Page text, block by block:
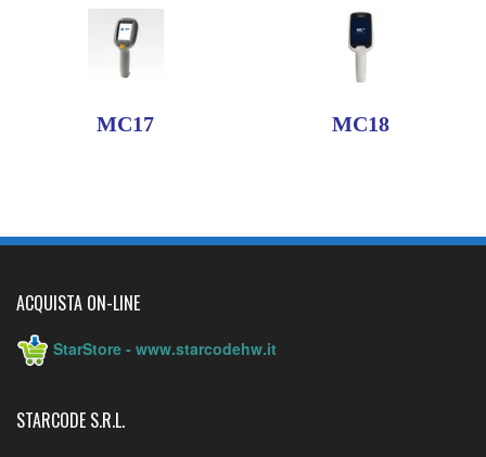
MC17 MC18
ACQUISTA ON-LINE
StarStore - www.starcodehw.it
STARCODE S.R.L.